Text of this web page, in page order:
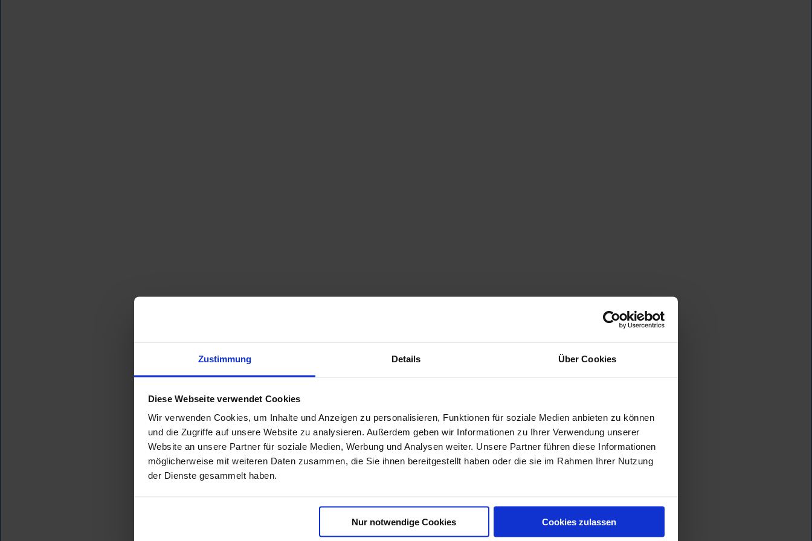
Zustimmung Details Über Cookies
Diese Webseite verwendet Cookies
Wir verwenden Cookies, um Inhalte und Anzeigen zu personalisieren, Funktionen für soziale Medien anbieten zu können
und die Zugriffe auf unsere Website zu analysieren. Außerdem geben wir Informationen zu Ihrer Verwendung unserer
Website an unsere Partner für soziale Medien, Werbung und Analysen weiter. Unsere Partner führen diese Informationen
möglicherweise mit weiteren Daten zusammen, die Sie ihnen bereitgestellt haben oder die sie im Rahmen Ihrer Nutzung
der Dienste gesammelt haben.
Nur notwendige Cookies Cookies zulassen